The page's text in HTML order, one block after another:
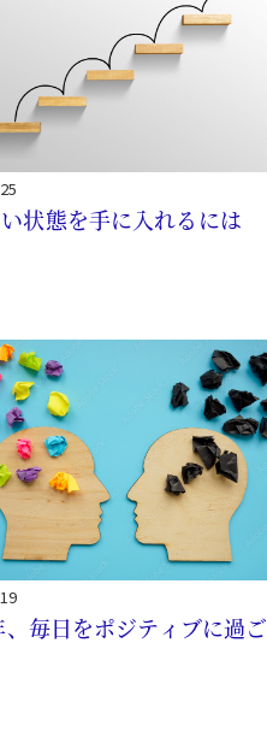
状態を手に入れるには
、毎日をポジティブに過ご